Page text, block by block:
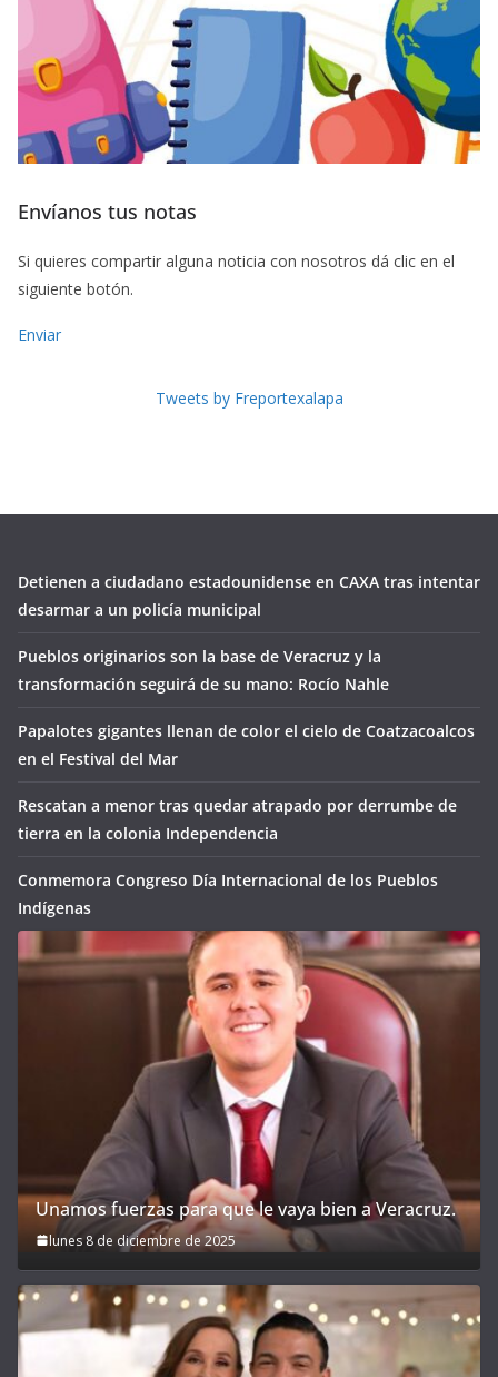
Envíanos tus notas
Si quieres compartir alguna noticia con nosotros dá clic en el
siguiente botón.
Enviar
Tweets by Freportexalapa
Detienen a ciudadano estadounidense en CAXA tras intentar
desarmar a un policía municipal
Pueblos originarios son la base de Veracruz y la
transformación seguirá de su mano: Rocío Nahle
Papalotes gigantes llenan de color el cielo de Coatzacoalcos
en el Festival del Mar
Rescatan a menor tras quedar atrapado por derrumbe de
tierra en la colonia Independencia
Conmemora Congreso Día Internacional de los Pueblos
Indígenas
Unamos fuerzas para que le vaya bien a Veracruz.
lunes 8 de diciembre de 2025